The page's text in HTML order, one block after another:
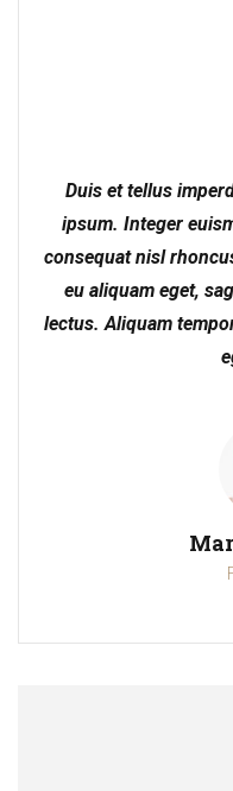
Duis et tellus
ipsum. Integer
consequat nisl
eu aliquam eget,
lectus. Aliquam